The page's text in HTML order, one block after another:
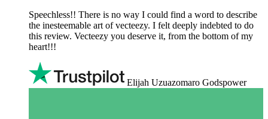
Speechless!! There is no way I could find a word to describe
the inesteemable art of vecteezy. I felt deeply indebted to do
this review. Vecteezy you deserve it, from the bottom of my
heart!!!
Elijah Uzuazomaro Godspower